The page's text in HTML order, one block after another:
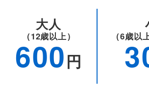
大人
（12歳以上）
600円
（6歳以